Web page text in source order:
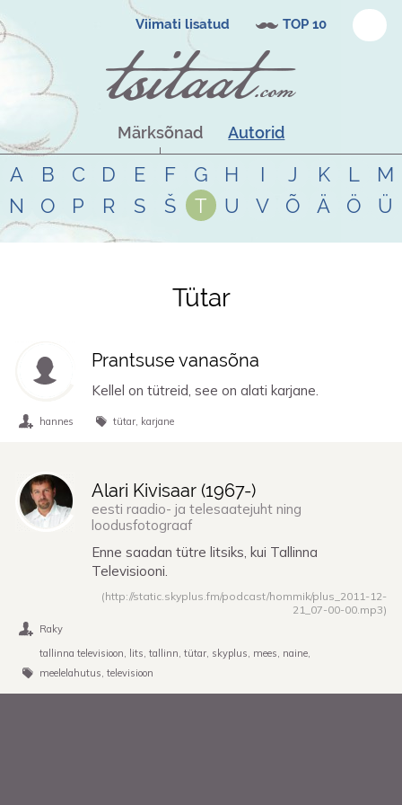
Viimati lisatud TOP 10
Märksõnad Autorid
A B C D E F G H I J K L
M
N
O P R S Š T U V Õ Ä Ö Ü
Tsitaadid teemaltütar
Tütar
Prantsuse vanasõna
Kellel on tütreid, see on alati karjane.
hannes tütar karjane
Alari Kivisaar (1967-)
eesti raadio- ja telesaatejuht ning
loodusfotograaf
Enne saadan tütre litsiks, kui Tallinna
Televisiooni.
(http://static.skyplus.fm/podcast/hommik/plus_2011-12-
21_07-00-00.mp3)
Raky
tallinna televisioon
lits tallinn tütar skyplus mees naine
meelelahutus televisioon